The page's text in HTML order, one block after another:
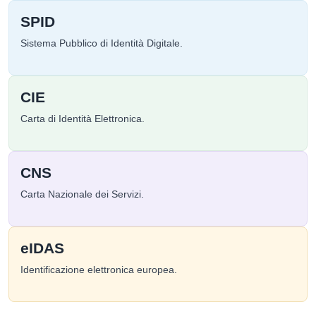
SPID
Sistema Pubblico di Identità Digitale.
CIE
Carta di Identità Elettronica.
CNS
Carta Nazionale dei Servizi.
eIDAS
Identificazione elettronica europea.